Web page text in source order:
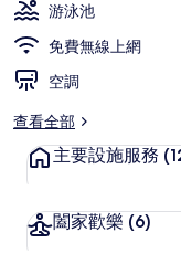
游泳池
免費無線上網
空調
查看全部
主要設施服務
闔家歡樂 (6)